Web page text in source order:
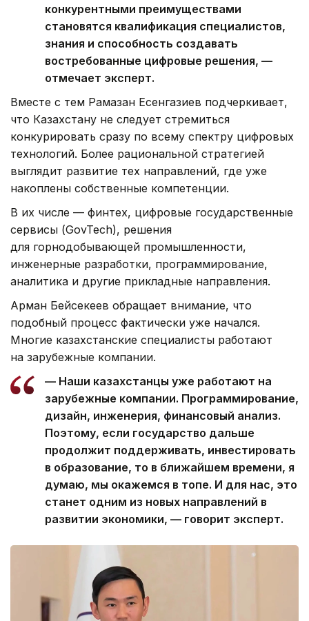
конкурентными преимуществами
становятся квалификация специалистов,
знания и способность создавать
востребованные цифровые решения, —
отмечает эксперт.
Вместе с тем Рамазан Есенгазиев подчеркивает,
что Казахстану не следует стремиться
конкурировать сразу по всему спектру цифровых
технологий. Более рациональной стратегией
выглядит развитие тех направлений, где уже
накоплены собственные компетенции.
В их числе — финтех, цифровые государственные
сервисы (GovTech), решения
для горнодобывающей промышленности,
инженерные разработки, программирование,
аналитика и другие прикладные направления.
Арман Бейсекеев обращает внимание, что
подобный процесс фактически уже начался.
Многие казахстанские специалисты работают
на зарубежные компании.
— Наши казахстанцы уже работают на
зарубежные компании. Программирование,
дизайн, инженерия, финансовый анализ.
Поэтому, если государство дальше
продолжит поддерживать, инвестировать
в образование, то в ближайшем времени, я
думаю, мы окажемся в топе. И для нас, это
станет одним из новых направлений в
развитии экономики, — говорит эксперт.